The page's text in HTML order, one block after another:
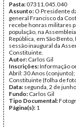
Pasta:07311.045.040
Assunto: O Presidente
general Francisco da
recebe honras militares
população, na
República, em São Bento,
sessão inaugural da
Constituinte.
Autor: Carlos Gil
Inscrições:Informação
Abril: 30 Anos
Constituinte (folha de
Data: segunda, 2 de
Fundo: Carlos Gil
Tipo Documental:
Página(s): 1